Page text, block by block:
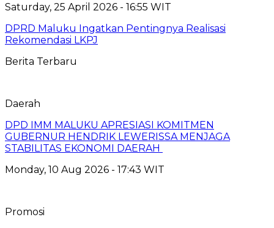
Saturday, 25 April 2026 - 16:55 WIT
DPRD Maluku Ingatkan Pentingnya Realisasi
Rekomendasi LKPJ
Berita Terbaru
Daerah
DPD IMM MALUKU APRESIASI KOMITMEN
GUBERNUR HENDRIK LEWERISSA MENJAGA
STABILITAS EKONOMI DAERAH
Monday, 10 Aug 2026 - 17:43 WIT
Promosi